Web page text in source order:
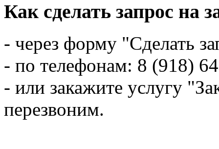
Как сделать запрос на
- через форму "Сделать
- по телефонам: 8 (918)
- или закажите услугу
перезвоним.